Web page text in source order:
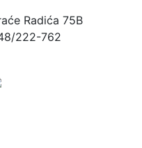
Radića 75B
222-762